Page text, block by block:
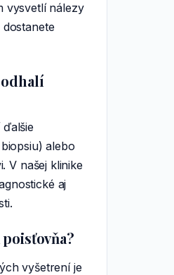
vysvetlí nálezy
alebo
V našej klinike
aj
vyšetrení je